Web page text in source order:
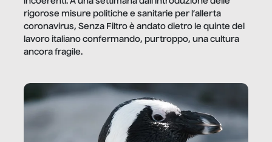
rigorose misure politiche e sanitarie per l’allerta
coronavirus, Senza Filtro è andato dietro le quinte del
lavoro italiano confermando, purtroppo, una cultura
ancora fragile.